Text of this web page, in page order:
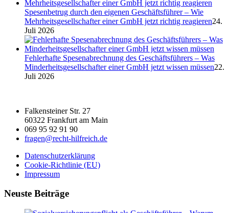
Spesenbetrug durch den eigenen Geschäftsführer – Wie
Mehrheitsgesellschafter einer GmbH jetzt richtig reagieren24.
Juli 2026
Fehlerhafte Spesenabrechnung des Geschäftsführers – Was
Minderheitsgesellschafter einer GmbH jetzt wissen müssen22.
Juli 2026
Falkensteiner Str. 27
60322 Frankfurt am Main
069 95 92 91 90
fragen@recht-hilfreich.de
Datenschutzerklärung
Cookie-Richtlinie (EU)
Impressum
Neuste Beiträge